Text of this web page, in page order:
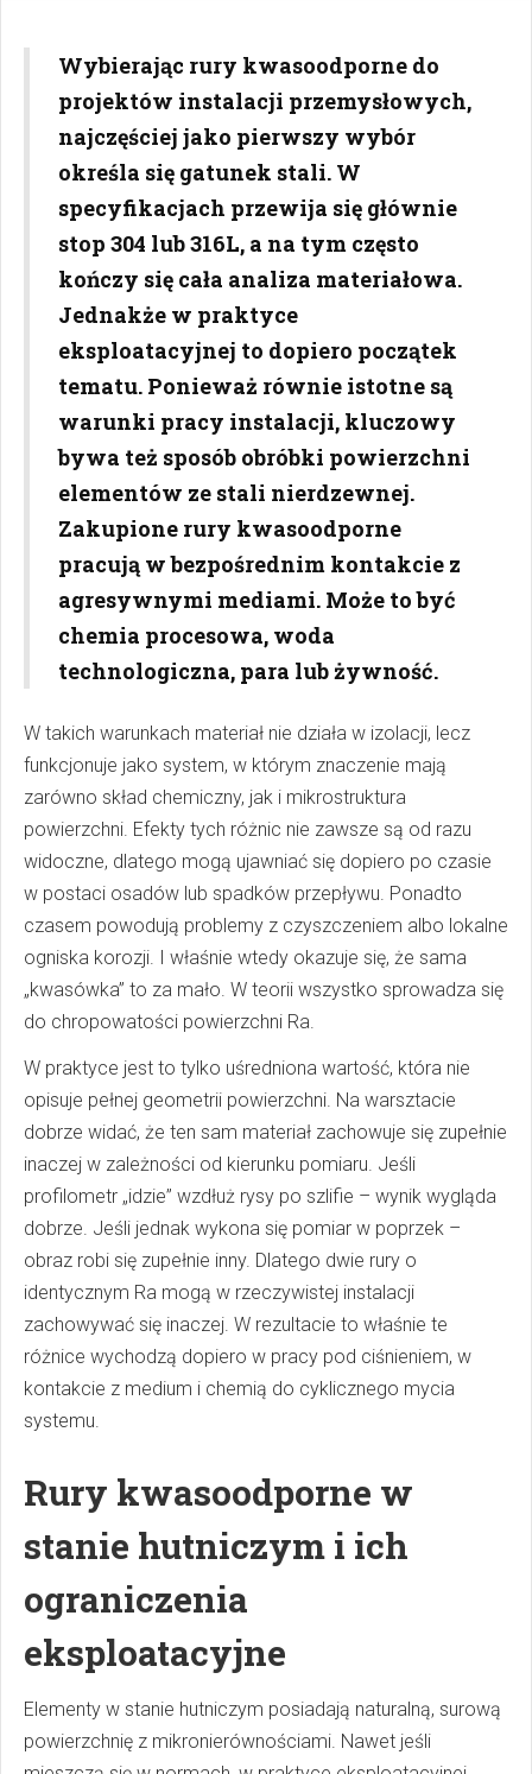
Wybierając rury kwasoodporne do
projektów instalacji przemysłowych,
najczęściej jako pierwszy wybór
określa się gatunek stali. W
specyfikacjach przewija się głównie
stop 304 lub 316L, a na tym często
kończy się cała analiza materiałowa.
Jednakże w praktyce
eksploatacyjnej to dopiero początek
tematu. Ponieważ równie istotne są
warunki pracy instalacji, kluczowy
bywa też sposób obróbki powierzchni
elementów ze stali nierdzewnej.
Zakupione rury kwasoodporne
pracują w bezpośrednim kontakcie z
agresywnymi mediami. Może to być
chemia procesowa, woda
technologiczna, para lub żywność.
W takich warunkach materiał nie działa w izolacji, lecz
funkcjonuje jako system, w którym znaczenie mają
zarówno skład chemiczny, jak i mikrostruktura
powierzchni. Efekty tych różnic nie zawsze są od razu
widoczne, dlatego mogą ujawniać się dopiero po czasie
w postaci osadów lub spadków przepływu. Ponadto
czasem powodują problemy z czyszczeniem albo lokalne
ogniska korozji. I właśnie wtedy okazuje się, że sama
„kwasówka” to za mało. W teorii wszystko sprowadza się
do chropowatości powierzchni Ra.
W praktyce jest to tylko uśredniona wartość, która nie
opisuje pełnej geometrii powierzchni. Na warsztacie
dobrze widać, że ten sam materiał zachowuje się zupełnie
inaczej w zależności od kierunku pomiaru. Jeśli
profilometr „idzie” wzdłuż rysy po szlifie – wynik wygląda
dobrze. Jeśli jednak wykona się pomiar w poprzek –
obraz robi się zupełnie inny. Dlatego dwie rury o
identycznym Ra mogą w rzeczywistej instalacji
zachowywać się inaczej. W rezultacie to właśnie te
różnice wychodzą dopiero w pracy pod ciśnieniem, w
kontakcie z medium i chemią do cyklicznego mycia
systemu.
Rury kwasoodporne w
stanie hutniczym i ich
ograniczenia
eksploatacyjne
Elementy w stanie hutniczym posiadają naturalną, surową
powierzchnię z mikronierównościami. Nawet jeśli